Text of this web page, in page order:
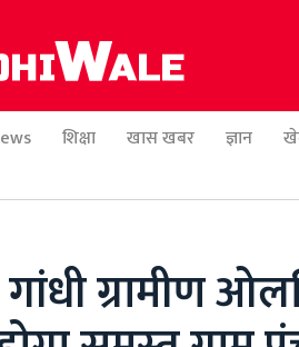
शिक्षा खास खबर ज्ञान
ग्रामीण